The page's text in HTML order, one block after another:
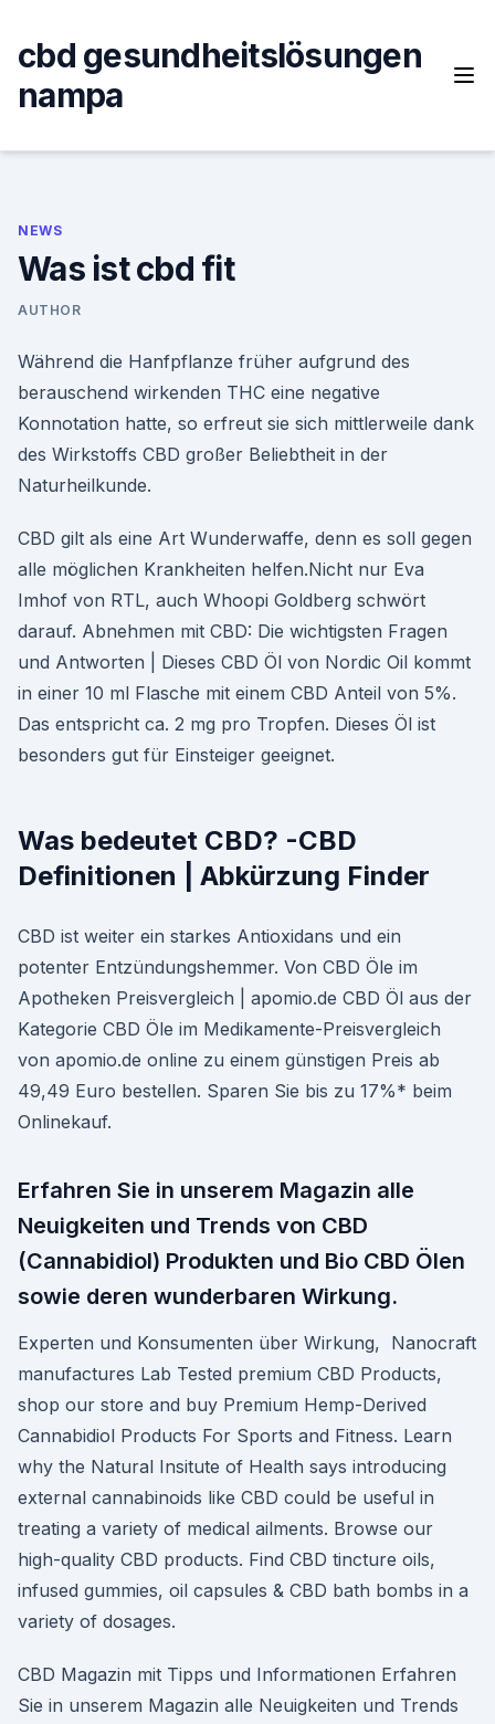
content
cbd gesundheitslösungen
nampa
NEWS
Was ist cbd fit
AUTHOR
Während die Hanfpflanze früher aufgrund des
berauschend wirkenden THC eine negative
Konnotation hatte, so erfreut sie sich mittlerweile dank
des Wirkstoffs CBD großer Beliebtheit in der
Naturheilkunde.
CBD gilt als eine Art Wunderwaffe, denn es soll gegen
alle möglichen Krankheiten helfen.Nicht nur Eva
Imhof von RTL, auch Whoopi Goldberg schwört
darauf. Abnehmen mit CBD: Die wichtigsten Fragen
und Antworten | Dieses CBD Öl von Nordic Oil kommt
in einer 10 ml Flasche mit einem CBD Anteil von 5%.
Das entspricht ca. 2 mg pro Tropfen. Dieses Öl ist
besonders gut für Einsteiger geeignet.
Was bedeutet CBD? -CBD
Definitionen | Abkürzung Finder
CBD ist weiter ein starkes Antioxidans und ein
potenter Entzündungshemmer. Von CBD Öle im
Apotheken Preisvergleich | apomio.de CBD Öl aus der
Kategorie CBD Öle im Medikamente-Preisvergleich
von apomio.de online zu einem günstigen Preis ab
49,49 Euro bestellen. Sparen Sie bis zu 17%* beim
Onlinekauf.
Erfahren Sie in unserem Magazin alle
Neuigkeiten und Trends von CBD
(Cannabidiol) Produkten und Bio CBD Ölen
sowie deren wunderbaren Wirkung.
Experten und Konsumenten über Wirkung, Nanocraft
manufactures Lab Tested premium CBD Products,
shop our store and buy Premium Hemp-Derived
Cannabidiol Products For Sports and Fitness. Learn
why the Natural Insitute of Health says introducing
external cannabinoids like CBD could be useful in
treating a variety of medical ailments. Browse our
high-quality CBD products. Find CBD tincture oils,
infused gummies, oil capsules & CBD bath bombs in a
variety of dosages.
CBD Magazin mit Tipps und Informationen Erfahren
Sie in unserem Magazin alle Neuigkeiten und Trends